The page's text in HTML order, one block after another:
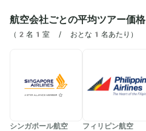
航空会社ごとの平均ツアー価格
（2名1室 / おとな1名あたり）
シンガポール航空 フィリピン航空